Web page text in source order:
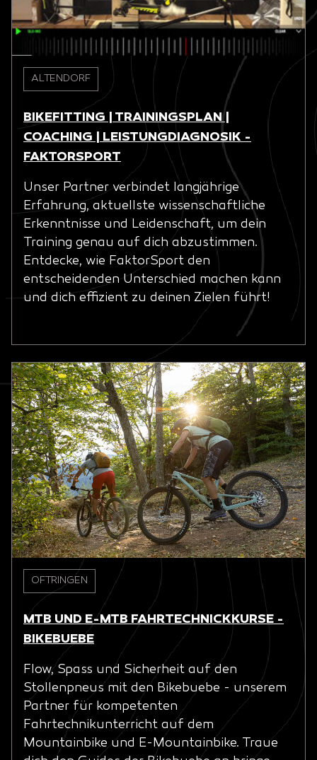
ALTENDORF
BIKEFITTING | TRAININGSPLAN |
COACHING | LEISTUNGDIAGNOSIK -
FAKTORSPORT
Unser Partner verbindet langjährige
Erfahrung, aktuellste wissenschaftliche
Erkenntnisse und Leidenschaft, um dein
Training genau auf dich abzustimmen.
Entdecke, wie FaktorSport den
entscheidenden Unterschied machen kann
und dich effizient zu deinen Zielen führt!
OFTRINGEN
MTB UND E-MTB FAHRTECHNICKKURSE -
BIKEBUEBE
Flow, Spass und Sicherheit auf den
Stollenpneus mit den Bikebuebe - unserem
Partner für kompetenten
Fahrtechnikunterricht auf dem
Mountainbike und E-Mountainbike. Traue